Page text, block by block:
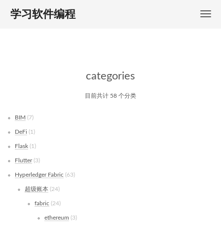
学习软件编程
categories
目前共计 58 个分类
BIM 7
DeFi 1
Flask 1
Flutter 3
Hyperledger Fabric 63
超级账本 24
fabric 24
ethereum 3